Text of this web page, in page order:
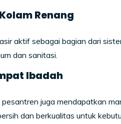
Renang
aktif sebagai bagian dari
dan sanitasi.
Ibadah
juga mendapatkan
dan berkualitas untuk